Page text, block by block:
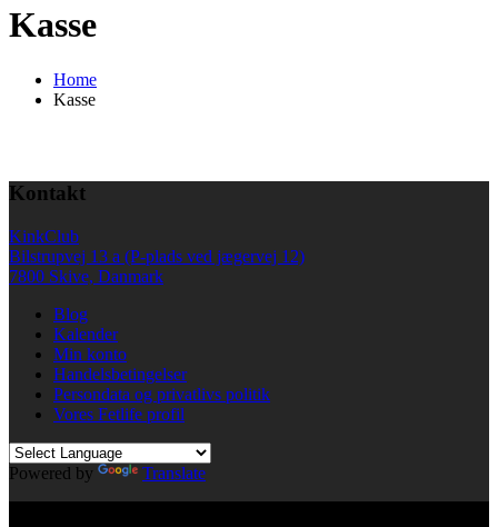
Kasse
Home
Kasse
Kontakt
KinkClub
Bilstrupvej 13 a (P-plads ved jægervej 12)
7800 Skive, Danmark
Blog
Kalender
Min konto
Handelsbetingelser
Persondata og privatlivs politik
Vores Fetlife profil
Powered by
Translate